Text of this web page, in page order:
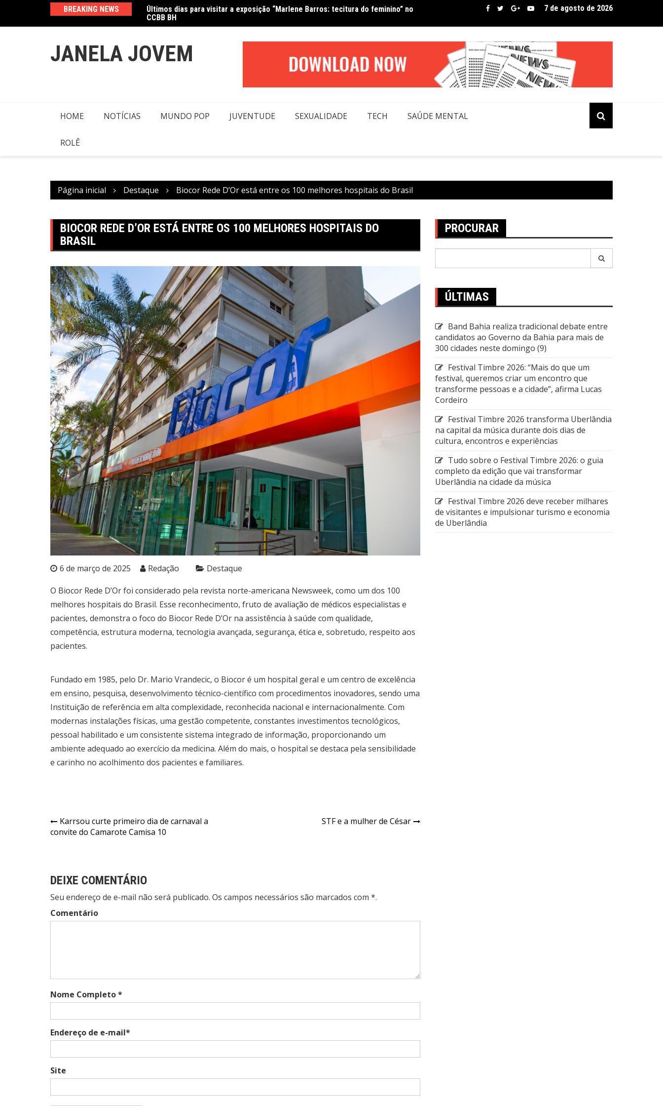
o
BREAKING NEWS
presença no Oscar
Últimos dias para visitar a exposição “Marlene Barros: tecitura do feminino” no
CCBB BH
Amanda Mangili transforma beleza e inclusão em conexão real nas
7 de agosto de 2026
JANELA JOVEM
HOME NOTÍCIAS MUNDO POP JUVENTUDE SEXUALIDADE TECH SAÚDE MENTAL
ROLÊ
Página inicial Destaque Biocor Rede D’Or está entre os 100 melhores hospitais do Brasil
BIOCOR REDE D’OR ESTÁ ENTRE OS 100 MELHORES HOSPITAIS DO
BRASIL
6 de março de 2025 Redação Destaque
O Biocor Rede D’Or foi considerado pela revista norte-americana Newsweek, como um dos 100
melhores hospitais do Brasil. Esse reconhecimento, fruto de avaliação de médicos especialistas e
pacientes, demonstra o foco do Biocor Rede D’Or na assistência à saúde com qualidade,
competência, estrutura moderna, tecnologia avançada, segurança, ética e, sobretudo, respeito aos
pacientes.
Fundado em 1985, pelo Dr. Mario Vrandecic, o Biocor é um hospital geral e um centro de excelência
em ensino, pesquisa, desenvolvimento técnico-científico com procedimentos inovadores, sendo uma
Instituição de referência em alta complexidade, reconhecida nacional e internacionalmente. Com
modernas instalações físicas, uma gestão competente, constantes investimentos tecnológicos,
pessoal habilitado e um consistente sistema integrado de informação, proporcionando um
ambiente adequado ao exercício da medicina. Além do mais, o hospital se destaca pela sensibilidade
e carinho no acolhimento dos pacientes e familiares.
Navegação
de
Karrsou curte primeiro dia de carnaval a
convite do Camarote Camisa 10
STF e a mulher de César
DEIXE COMENTÁRIO
Seu endereço de e-mail não será publicado. Os campos necessários são marcados com *.
Comentário
Nome Completo *
Endereço de e-mail*
Site
PROCURAR
ÚLTIMAS
Band Bahia realiza tradicional debate entre
candidatos ao Governo da Bahia para mais de
300 cidades neste domingo (9)
Festival Timbre 2026: “Mais do que um
festival, queremos criar um encontro que
transforme pessoas e a cidade”, afirma Lucas
Cordeiro
Festival Timbre 2026 transforma Uberlândia
na capital da música durante dois dias de
cultura, encontros e experiências
Tudo sobre o Festival Timbre 2026: o guia
completo da edição que vai transformar
Uberlândia na cidade da música
Festival Timbre 2026 deve receber milhares
de visitantes e impulsionar turismo e economia
de Uberlândia